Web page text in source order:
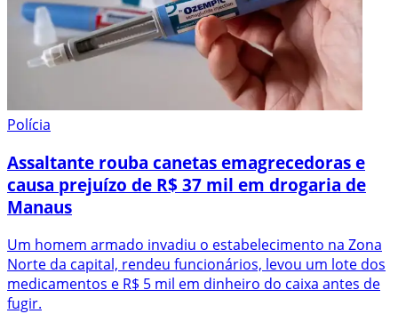
Polícia
Assaltante rouba canetas emagrecedoras e
causa prejuízo de R$ 37 mil em drogaria de
Manaus
Um homem armado invadiu o estabelecimento na Zona
Norte da capital, rendeu funcionários, levou um lote dos
medicamentos e R$ 5 mil em dinheiro do caixa antes de
fugir.